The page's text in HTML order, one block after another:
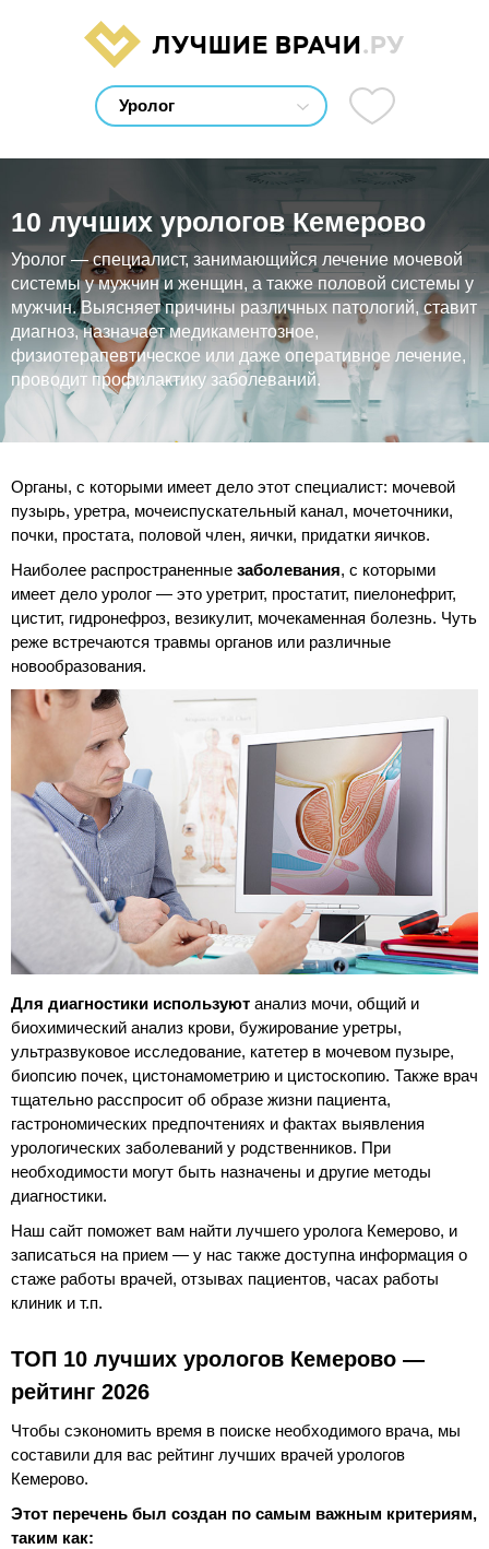
ЛУЧШИЕ ВРАЧИ.РУ
10 лучших урологов Кемерово
Уролог — специалист, занимающийся лечение мочевой
системы у мужчин и женщин, а также половой системы у
мужчин. Выясняет причины различных патологий, ставит
диагноз, назначает медикаментозное,
физиотерапевтическое или даже оперативное лечение,
проводит профилактику заболеваний.
Органы, с которыми имеет дело этот специалист: мочевой
пузырь, уретра, мочеиспускательный канал, мочеточники,
почки, простата, половой член, яички, придатки яичков.
Наиболее распространенные заболевания, с которыми
имеет дело уролог — это уретрит, простатит, пиелонефрит,
цистит, гидронефроз, везикулит, мочекаменная болезнь. Чуть
реже встречаются травмы органов или различные
новообразования.
Для диагностики используют анализ мочи, общий и
биохимический анализ крови, бужирование уретры,
ультразвуковое исследование, катетер в мочевом пузыре,
биопсию почек, цистонамометрию и цистоскопию. Также врач
тщательно расспросит об образе жизни пациента,
гастрономических предпочтениях и фактах выявления
урологических заболеваний у родственников. При
необходимости могут быть назначены и другие методы
диагностики.
Наш сайт поможет вам найти лучшего уролога Кемерово, и
записаться на прием — у нас также доступна информация о
стаже работы врачей, отзывах пациентов, часах работы
клиник и т.п.
ТОП 10 лучших урологов Кемерово —
рейтинг 2026
Чтобы сэкономить время в поиске необходимого врача, мы
составили для вас рейтинг лучших врачей урологов
Кемерово.
Этот перечень был создан по самым важным критериям,
таким как: